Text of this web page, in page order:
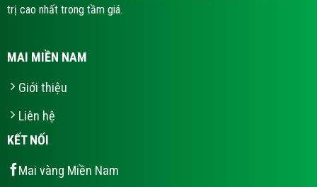
trị cao nhất trong tầm giá.
MAI MIỀN NAM
Giới thiệu
Liên hệ
KẾT NỐI
Mai vàng Miền Nam